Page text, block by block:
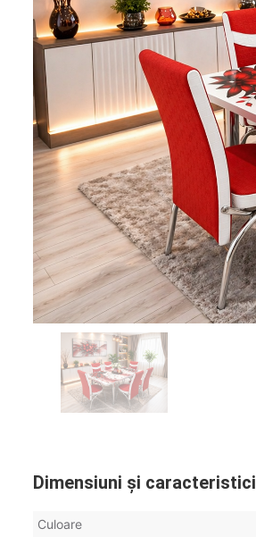
Dimensiuni și caracteristici
Culoare